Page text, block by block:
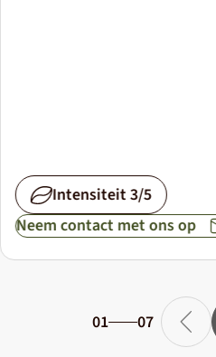
Intensiteit 3/5
Neem contact met ons op
01 07